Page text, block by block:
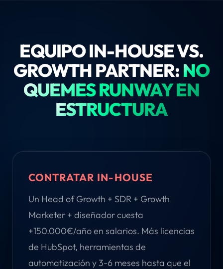
EQUIPO IN-HOUSE VS.
GROWTH PARTNER: NO
QUEMES RUNWAY EN
ESTRUCTURA
CONTRATAR IN-HOUSE
Un Head of Growth + SDR + Growth
Marketer + diseñador cuesta
+150.000€/año en salarios. Más licencias
de HubSpot, herramientas de
automatización y 3-6 meses hasta que el